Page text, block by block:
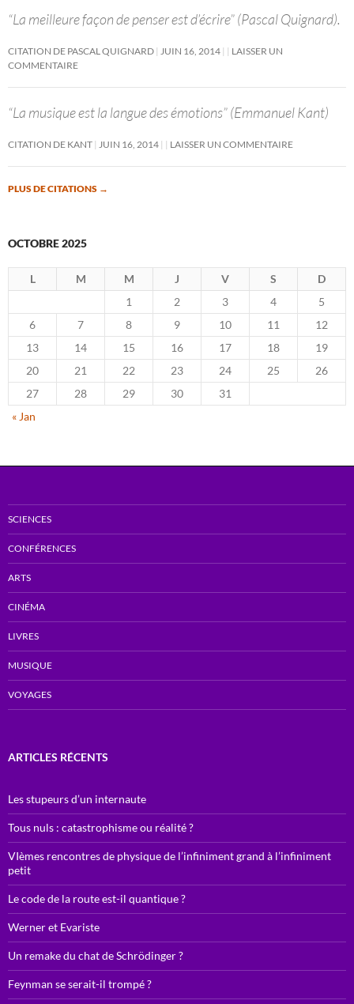
“La meilleure façon de penser est d’écrire” (Pascal Quignard).
CITATION DE PASCAL QUIGNARD JUIN 16, 2014
LAISSER UN
COMMENTAIRE
“La musique est la langue des émotions” (Emmanuel Kant)
CITATION DE KANT JUIN 16, 2014 LAISSER UN COMMENTAIRE
PLUS DE CITATIONS →
OCTOBRE 2025
L M M J V S
D
1
2 3 4
5
6
7 8 9 10 11
12
13
14 15 16 17 18
19
20
21 22 23 24 25
26
27
28 29 30
31
« Jan
SCIENCES
CONFÉRENCES
ARTS
CINÉMA
LIVRES
MUSIQUE
VOYAGES
ARTICLES RÉCENTS
Les stupeurs d’un internaute
Tous nuls : catastrophisme ou réalité ?
VIèmes rencontres de physique de l’infiniment grand à l’infiniment
petit
Le code de la route est-il quantique ?
Werner et Evariste
Un remake du chat de Schrödinger ?
Feynman se serait-il trompé ?